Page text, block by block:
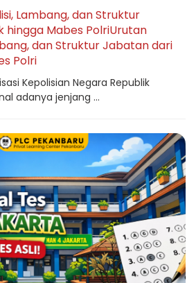
Lambang, dan Struktur
hingga Mabes PolriUrutan
dan Struktur Jabatan dari
Polri
Kepolisian Negara Republik
adanya jenjang ...